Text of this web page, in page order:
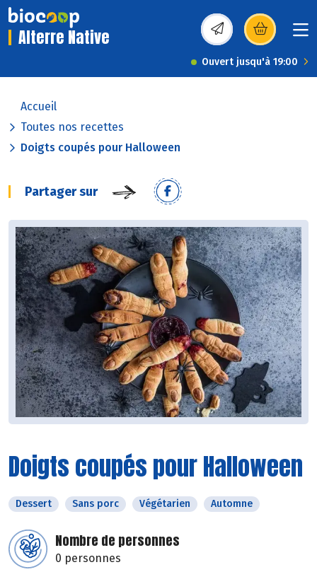
Alterre Native (s’ouvre dans une
Ouvert jusqu'à 19:00
Accueil
Toutes nos recettes
Doigts coupés pour Halloween
Partager sur
Doigts coupés pour Halloween
Dessert Sans porc Végétarien Automne
Nombre de personnes
0 personnes